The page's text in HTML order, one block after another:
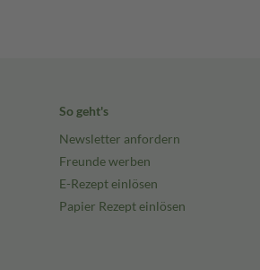
So geht's
Newsletter anfordern
Freunde werben
E-Rezept einlösen
Papier Rezept einlösen